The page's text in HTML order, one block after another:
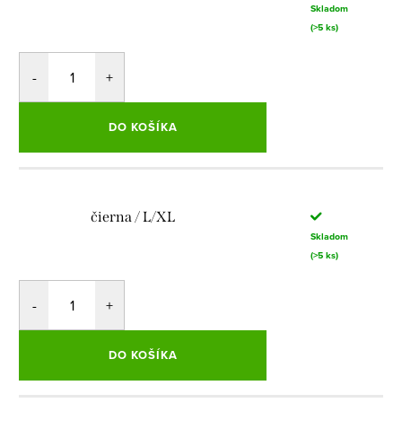
Skladom
(>5 ks)
DO KOŠÍKA
čierna / L/XL
Skladom
(>5 ks)
DO KOŠÍKA